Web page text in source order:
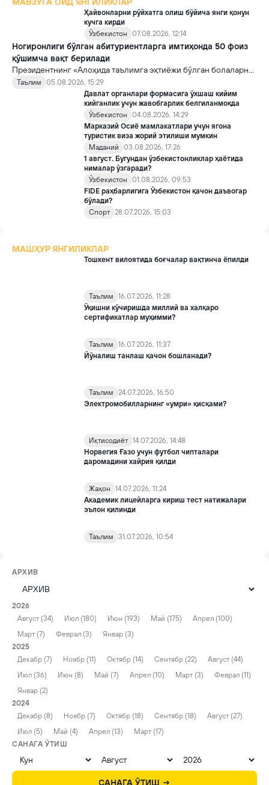
Ҳайвонларни рўйхатга олиш бўйича янги қонун
кучга кирди
Ўзбекистон
07.08.2026, 12:14
Ногиронлиги бўлган абитуриентларга имтиҳонда 50 фоиз
қўшимча вақт берилади
Президентнинг «Алоҳида таълимга эҳтиёжи бўлган болаларни
таълим ва ижтимоий хизматлар билан қамраб олиш тизимини
такомиллаштириш бўйича қўшимча чора-тадбирлар
тўғрисида»ги қарори билан инклюзив таълим соҳасида қатор
янги механизмлар жорий этилади.
Таълим
05.08.2026, 15:29
Давлат органлари формасига ўхшаш кийим
кийганлик учун жавобгарлик белгиланмоқда
Ўзбекистон
04.08.2026, 14:29
Марказий Осиё мамлакатлари учун ягона
туристик виза жорий этилиши мумкин
Маданий
03.08.2026, 17:26
1 август. Бугундан ўзбекистонликлар ҳаётида
нималар ўзгаради?
Ўзбекистон
01.08.2026, 09:53
FIDE раҳбарлигига Ўзбекистон қачон даъвогар
бўлади?
Спорт 28.07.2026, 15:03
МАШҲУР ЯНГИЛИКЛАР
Тошкент вилоятида боғчалар вақтинча ёпилди
Таълим
16.07.2026, 11:28
Ўқишни кўчиришда миллий ва халқаро
сертификатлар муҳимми?
Таълим
16.07.2026, 11:37
Йўналиш танлаш қачон бошланади?
Таълим
24.07.2026, 16:50
Электромобилларнинг «умри» қисқами?
Иқтисодиёт 14.07.2026, 14:48
Норвегия Ғазо учун футбол чипталари
даромадини хайрия қилди
Жаҳон
14.07.2026, 11:24
Академик лицейларга кириш тест натижалари
эълон қилинди
Таълим 31.07.2026, 10:54
АРХИВ
2026
Август (34)
Июл (180) Июн (193) Май (175)
Апрел (100)
Март (7)
Феврал (3)
Январ (3)
2025
Декабр (7)
Ноябр (11) Октябр (14) Сентябр (22)
Август (44)
Июл (36)
Июн (8) Май (7) Апрел (10) Март (3)
Феврал (11)
Январ (2)
2024
Декабр (8)
Ноябр (7) Октябр (18) Сентябр (18)
Август (27)
Июл (5)
Май (4) Апрел (13)
Март (17)
САНАГА ЎТИШ
САНАГА ЎТИШ →